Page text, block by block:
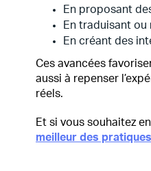
En proposant
En traduisant
En créant des
Ces avancées
aussi à repenser
réels.
Et si vous souhaitez
meilleur des